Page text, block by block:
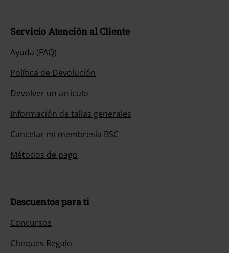
Servicio Atención al Cliente
Ayuda (FAQ)
Política de Devolución
Devolver un artículo
Información de tallas generales
Cancelar mi membresía BSC
Métodos de pago
Descuentos para ti
Concursos
Cheques Regalo